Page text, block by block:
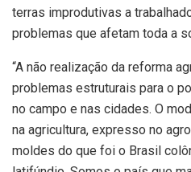
terras improdutivas a
problemas que afetam toda a
“A não realização da reforma
problemas estruturais para o
no campo e nas cidades. O
na agricultura, expresso no
moldes do que foi o Brasil